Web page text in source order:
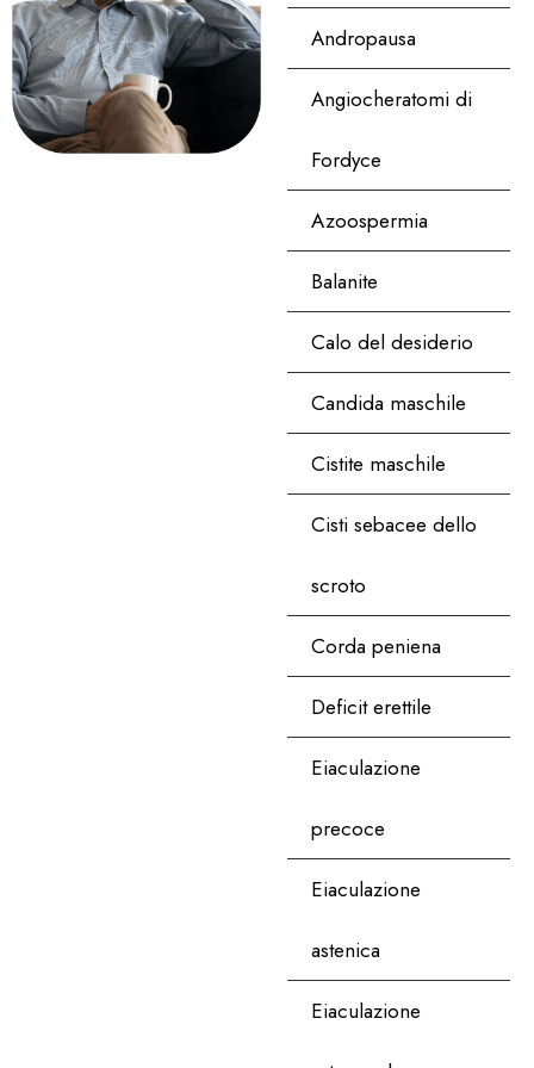
Andropausa
Angiocheratomi di
Fordyce
Azoospermia
Balanite
Calo del desiderio
Candida maschile
Cistite maschile
Cisti sebacee dello
scroto
Corda peniena
Deficit erettile
Eiaculazione
precoce
Eiaculazione
astenica
Eiaculazione